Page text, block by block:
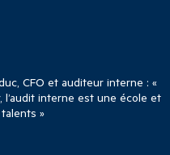
CFO et auditeur interne : «
l’audit interne est une école et
»